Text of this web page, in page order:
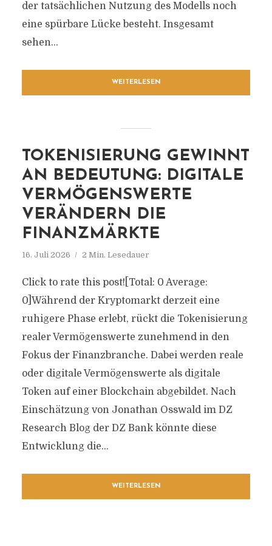
der tatsächlichen Nutzung des Modells noch
eine spürbare Lücke besteht. Insgesamt
sehen...
WEITERLESEN
TOKENISIERUNG GEWINNT
AN BEDEUTUNG: DIGITALE
VERMÖGENSWERTE
VERÄNDERN DIE
FINANZMÄRKTE
16. Juli 2026 2 Min. Lesedauer
Click to rate this post![Total: 0 Average:
0]Während der Kryptomarkt derzeit eine
ruhigere Phase erlebt, rückt die Tokenisierung
realer Vermögenswerte zunehmend in den
Fokus der Finanzbranche. Dabei werden reale
oder digitale Vermögenswerte als digitale
Token auf einer Blockchain abgebildet. Nach
Einschätzung von Jonathan Osswald im DZ
Research Blog der DZ Bank könnte diese
Entwicklung die...
WEITERLESEN